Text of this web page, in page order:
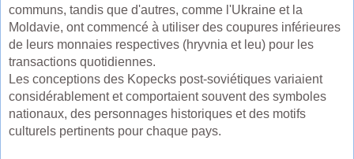
communs, tandis que d'autres, comme l'Ukraine et la
Moldavie, ont commencé à utiliser des coupures inférieures
de leurs monnaies respectives (hryvnia et leu) pour les
transactions quotidiennes.
Les conceptions des Kopecks post-soviétiques variaient
considérablement et comportaient souvent des symboles
nationaux, des personnages historiques et des motifs
culturels pertinents pour chaque pays.